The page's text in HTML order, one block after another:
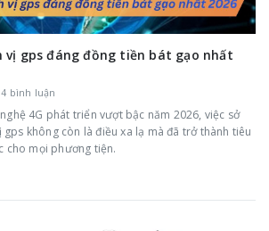
vị gps đáng đồng tiền bát gạo nhất
4 bình luận
4G phát triển vượt bậc năm 2026, việc sở
không còn là điều xa lạ mà đã trở thành tiêu
cho mọi phương tiện.